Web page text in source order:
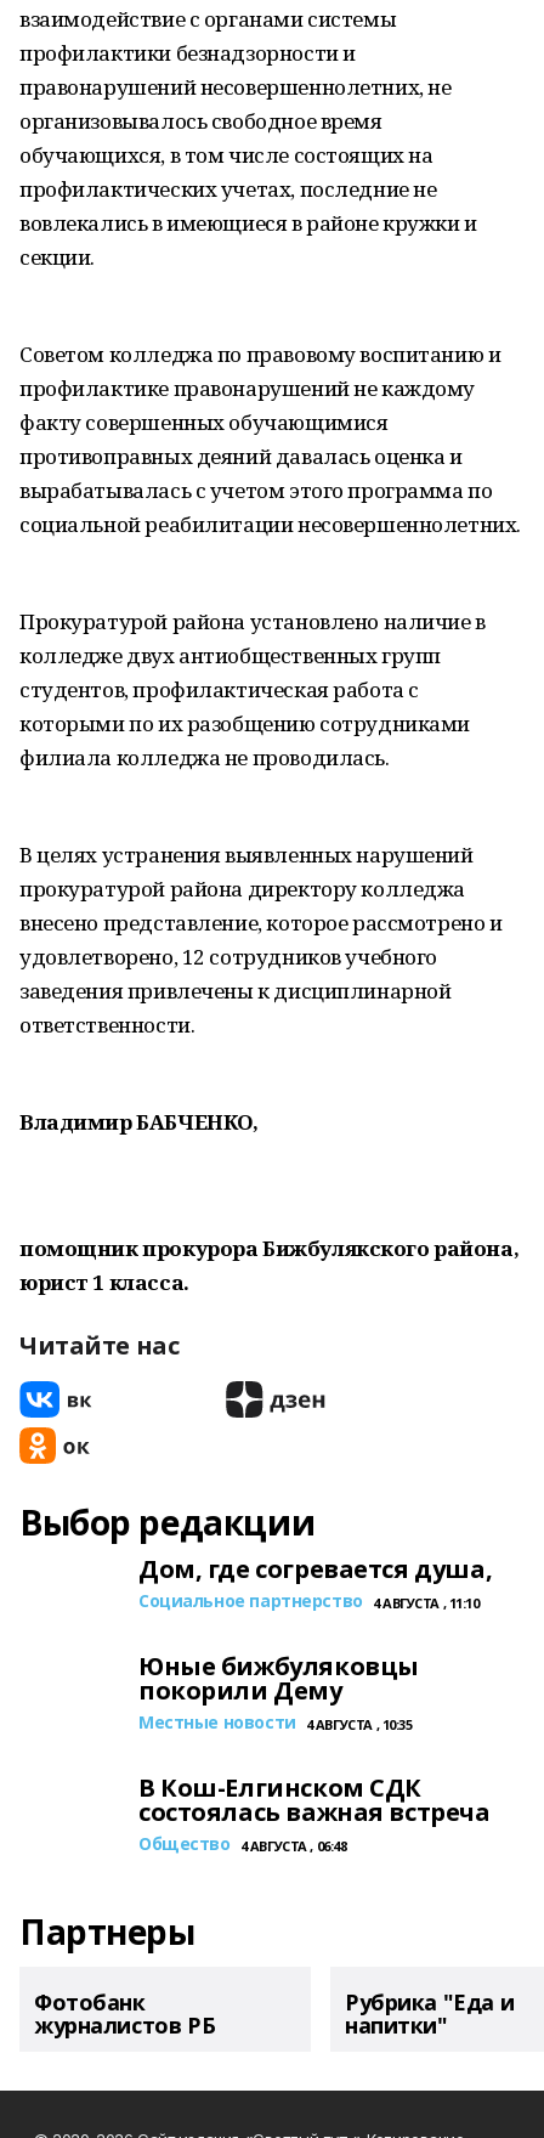
взаимодействие с органами системы
профилактики безнадзорности и
правонарушений несовершеннолетних, не
организовывалось свободное время
обучающихся, в том числе состоящих на
профилактических учетах, последние не
вовлекались в имеющиеся в районе кружки и
секции.
Советом колледжа по правовому воспитанию и
профилактике правонарушений не каждому
факту совершенных обучающимися
противоправных деяний давалась оценка и
вырабатывалась с учетом этого программа по
социальной реабилитации несовершеннолетних.
Прокуратурой района установлено наличие в
колледже двух антиобщественных групп
студентов, профилактическая работа с
которыми по их разобщению сотрудниками
филиала колледжа не проводилась.
В целях устранения выявленных нарушений
прокуратурой района директору колледжа
внесено представление, которое рассмотрено и
удовлетворено, 12 сотрудников учебного
заведения привлечены к дисциплинарной
ответственности.
Владимир БАБЧЕНКО,
помощник прокурора Бижбулякского района,
юрист 1 класса.
Читайте нас
Выбор редакции
Дом, где согревается душа,
Социальное партнерство 4 АВГУСТА , 11:10
Юные бижбуляковцы
покорили Дему
Местные новости 4 АВГУСТА , 10:35
В Кош-Елгинском СДК
состоялась важная встреча
Общество 4 АВГУСТА , 06:48
Партнеры
Фотобанк
журналистов РБ
Рубрика "Еда и
напитки"